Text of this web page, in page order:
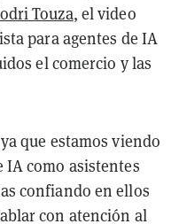
Touza, el video
para agentes de IA
el comercio y las
que estamos viendo
IA como asistentes
confiando en ellos
con atención al